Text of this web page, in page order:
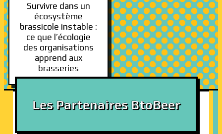
Survivre dans un
écosystème
brassicole instable :
ce que l’écologie
des organisations
apprend aux
brasseries
Les Partenaires BtoBeer